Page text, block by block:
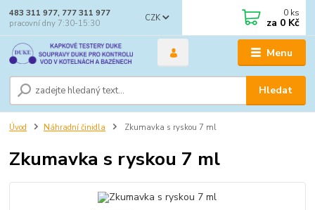
Menu
CZK
Hledat
483 311 977, 777 311 977
pracovní dny 7:30-15:30
0 ks
za 0 Kč
Úvod Náhradní činidla Zkumavka s ryskou 7 ml
Zkumavka s ryskou 7 ml